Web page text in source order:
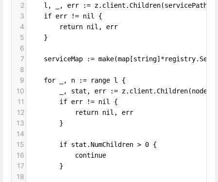
2 l, _, err :=
3 if err != nil {
4 return nil, err
5 }
6
7
serviceMap :=
8
9
for _, n := range l {
10 _, stat, err :=
11 if err != nil {
12 return nil, err
13 }
14
15
if stat.NumChildren > 0 {
16 continue
17 }
18